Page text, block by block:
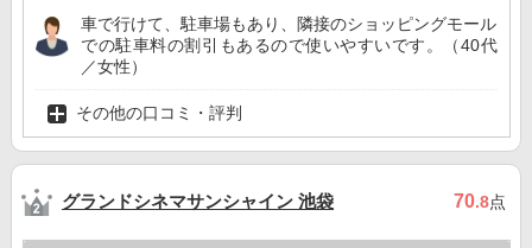
車で行けて、駐車場もあり、隣接のショッピングモール
での駐車料の割引もあるので使いやすいです。（40代
／女性）
その他の口コミ・評判
グランドシネマサンシャイン 池袋 70.8点